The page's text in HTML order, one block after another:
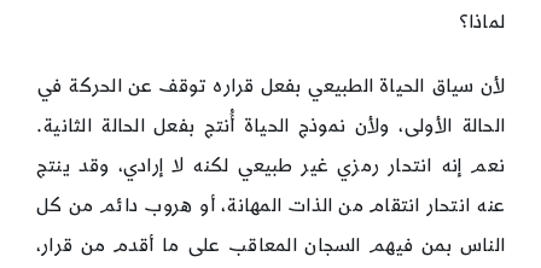
لماذا؟
لأن سياق الحياة الطبيعي بفعل قراره توقف عن الحركة في
الحالة الأولى، ولأن نموذج الحياة أُنتج بفعل الحالة الثانية.
نعم إنه انتحار رمزي غير طبيعي لكنه لا إرادي، وقد ينتج
عنه انتحار انتقام من الذات المهانة، أو هروب دائم من كل
الناس بمن فيهم السجان المعاقب على ما أقدم من قرار،